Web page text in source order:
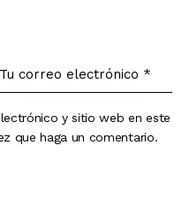
y sitio web en este
que haga un comentario.